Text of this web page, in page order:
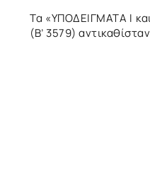
Τα «ΥΠΟΔΕΙΓΜΑΤΑ Ι
(Β’ 3579)